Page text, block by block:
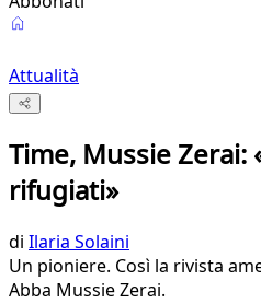
Attualità
Time, Mussie Zerai:
rifugiati»
di Ilaria Solaini
​Un pioniere. Così la rivista
Abba Mussie Zerai.